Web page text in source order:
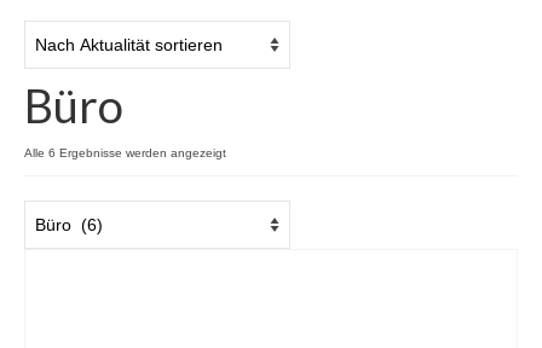
News
Produkte
Kurse
Unser Holz
Presse
Büro
Alle 6 Ergebnisse werden angezeigtNach
sortiert